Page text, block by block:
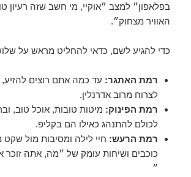
בפלאפון״ למצב ״אוקיי, מי חשב שזה רעיון
האוויר מצחוק״.
כדי להגיע לשם, כדאי להחליט מראש על
רמת האתגר: עד כמה אתם רוצים להזיע,
לצרוח מרוב אדרנלין.
רמת הפינוק: מיטות טובות, אוכל טוב,
לכולם להתנהג כאילו הם בקליפ.
רמת הרעש: חיי לילה ומסיבות מול
כוכבים ושיחות עומק של ״מה, אתה זוכר
״